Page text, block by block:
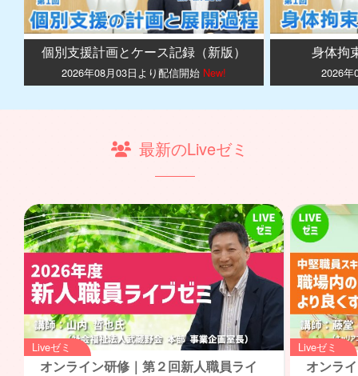
個別支援計画とケース記録（新版）
2026年08月03日より配信開始 New!
身体拘
2026年
最新のLiveゼミ
Liveゼミ
オンライン研修｜第２回新人職員ライ
Liveゼミ
オンラ